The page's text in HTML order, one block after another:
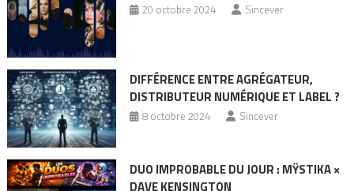
20 octobre 2024 Sincever
DIFFÉRENCE ENTRE AGRÉGATEUR,
DISTRIBUTEUR NUMÉRIQUE ET LABEL ?
8 octobre 2024 Sincever
DUO IMPROBABLE DU JOUR : MŸSTIKA ×
DAVE KENSINGTON